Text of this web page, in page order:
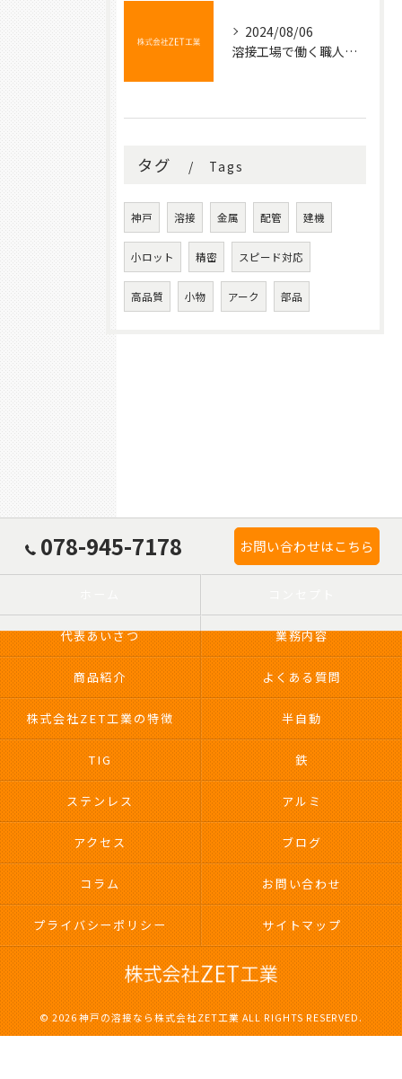
2024/08/06
溶接工場で働く職人たちの技術と情熱
タグ Tags
神戸 溶接 金属 配管 建機
小ロット 精密 スピード対応
高品質 小物 アーク 部品
078-945-7178 お問い合わせはこちら
代表あいさつ 業務内容
商品紹介 よくある質問
株式会社ZET工業の特徴 半自動
TIG 鉄
ステンレス アルミ
アクセス ブログ
コラム お問い合わせ
プライバシーポリシー サイトマップ
© 2026 神戸の溶接なら株式会社ZET工業 ALL RIGHTS RESERVED.